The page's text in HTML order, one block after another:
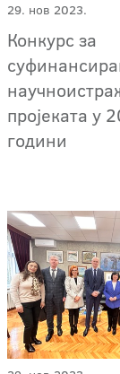
29. нов 2023.
Конкурс за
пројеката у
години